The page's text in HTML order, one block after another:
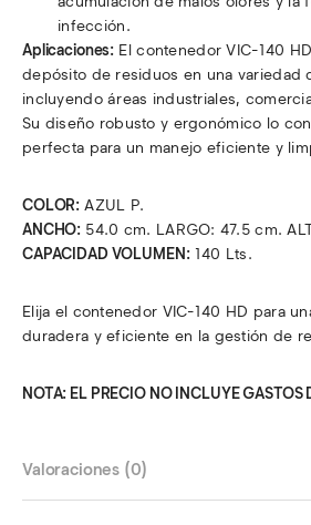
infección.
Aplicaciones: El contenedor VIC-140
depósito de residuos en una variedad
incluyendo áreas industriales,
Su diseño robusto y ergonómico lo
perfecta para un manejo eficiente y
COLOR: AZUL P.
ANCHO: 54.0 cm. LARGO: 47.5 cm.
CAPACIDAD VOLUMEN:140 Lts.
Elija el contenedor VIC-140 HD para
duradera y eficiente en la gestión de
NOTA: EL PRECIO NO INCLUYE GASTOS
Valoraciones (0)